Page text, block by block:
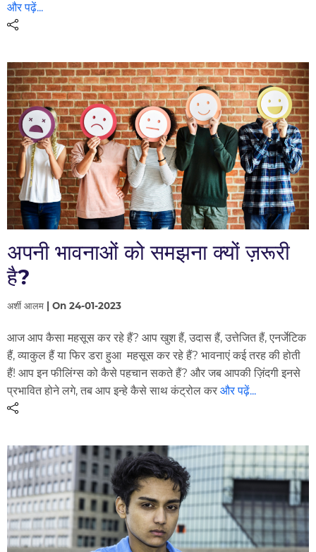
और पढ़ें...
अपनी भावनाओं को समझना क्यों ज़रूरी
है?
अर्शी आलम | On 24-01-2023
आज आप कैसा महसूस कर रहे हैं? आप खुश हैं, उदास हैं, उत्तेजित हैं, एनर्जेटिक
हैं, व्याकुल हैं या फिर डरा हुआ महसूस कर रहे हैं? भावनाएं कई तरह की होती
हैं! आप इन फीलिंग्स को कैसे पहचान सकते हैं? और जब आपकी ज़िंदगी इनसे
प्रभावित होने लगे, तब आप इन्हे कैसे साथ कंट्रोल करऔर पढ़ें...